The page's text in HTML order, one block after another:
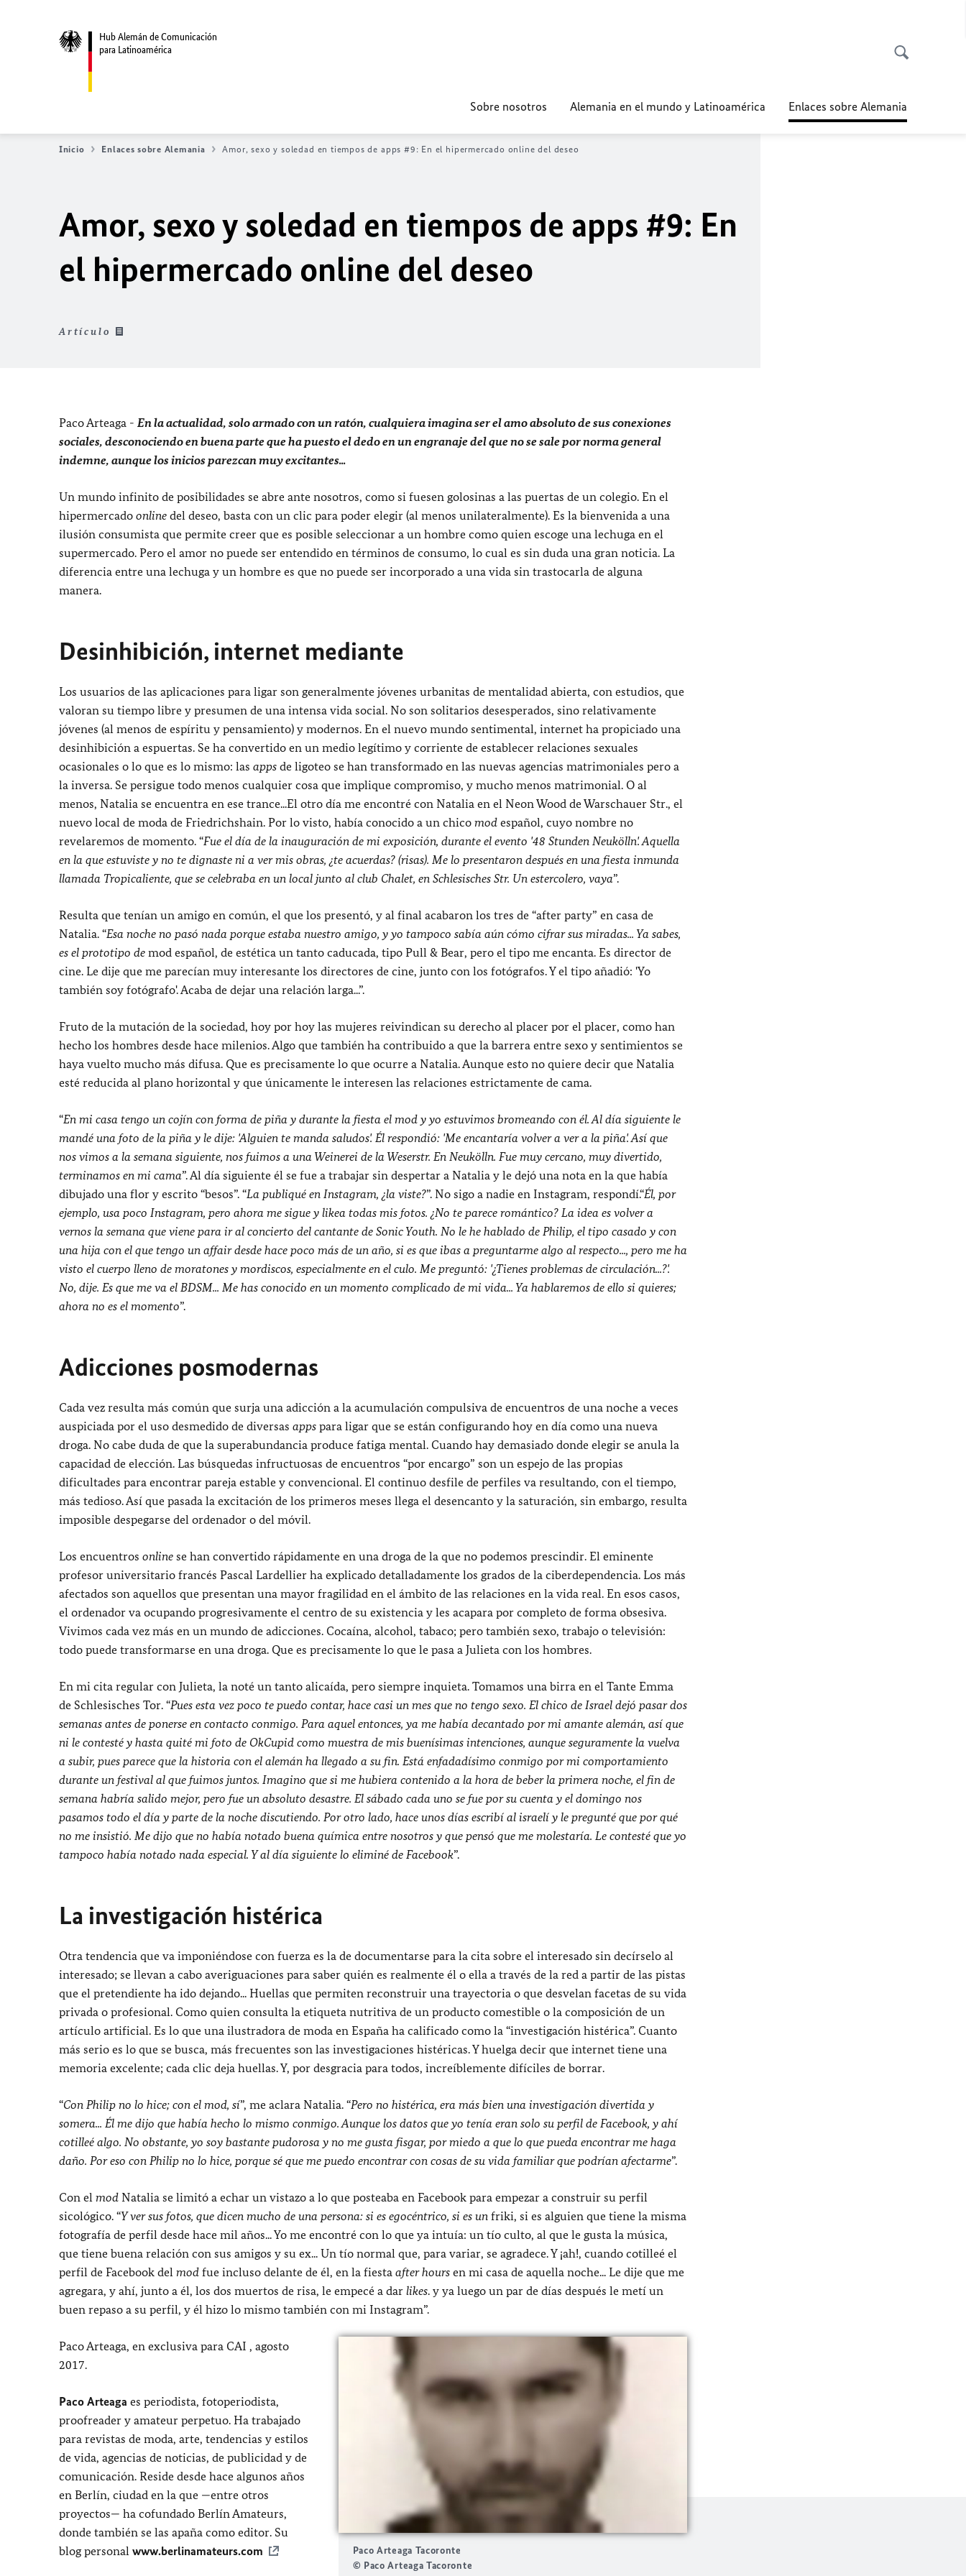
Hub Alemán de Comunicación
para Latinoamérica
Sobre nosotros Alemania en el mundo y Latinoamérica Enlaces sobre Alemania
Inicio Enlaces sobre Alemania Amor, sexo y soledad en tiempos de apps #9: En el hipermercado online del deseo
Amor, sexo y soledad en tiempos de apps #9: En
el hipermercado online del deseo
Artículo
Paco Arteaga - En la actualidad, solo armado con un ratón, cualquiera imagina ser el amo absoluto de sus conexiones
sociales, desconociendo en buena parte que ha puesto el dedo en un engranaje del que no se sale por norma general
indemne, aunque los inicios parezcan muy excitantes...
Un mundo infinito de posibilidades se abre ante nosotros, como si fuesen golosinas a las puertas de un colegio. En el
hipermercado online del deseo, basta con un clic para poder elegir (al menos unilateralmente). Es la bienvenida a una
ilusión consumista que permite creer que es posible seleccionar a un hombre como quien escoge una lechuga en el
supermercado. Pero el amor no puede ser entendido en términos de consumo, lo cual es sin duda una gran noticia. La
diferencia entre una lechuga y un hombre es que no puede ser incorporado a una vida sin trastocarla de alguna
manera.
Desinhibición, internet mediante
Los usuarios de las aplicaciones para ligar son generalmente jóvenes urbanitas de mentalidad abierta, con estudios, que
valoran su tiempo libre y presumen de una intensa vida social. No son solitarios desesperados, sino relativamente
jóvenes (al menos de espíritu y pensamiento) y modernos. En el nuevo mundo sentimental, internet ha propiciado una
desinhibición a espuertas. Se ha convertido en un medio legítimo y corriente de establecer relaciones sexuales
ocasionales o lo que es lo mismo: las apps de ligoteo se han transformado en las nuevas agencias matrimoniales pero a
la inversa. Se persigue todo menos cualquier cosa que implique compromiso, y mucho menos matrimonial. O al
menos, Natalia se encuentra en ese trance...El otro día me encontré con Natalia en el Neon Wood de Warschauer Str., el
nuevo local de moda de Friedrichshain. Por lo visto, había conocido a un chico mod español, cuyo nombre no
revelaremos de momento. “Fue el día de la inauguración de mi exposición, durante el evento '48 Stunden Neukölln'. Aquella
en la que estuviste y no te dignaste ni a ver mis obras, ¿te acuerdas? (risas). Me lo presentaron después en una fiesta inmunda
llamada Tropicaliente, que se celebraba en un local junto al club Chalet, en Schlesisches Str. Un estercolero, vaya”.
Resulta que tenían un amigo en común, el que los presentó, y al final acabaron los tres de “after party” en casa de
Natalia. “Esa noche no pasó nada porque estaba nuestro amigo, y yo tampoco sabía aún cómo cifrar sus miradas... Ya sabes,
es el prototipo de mod español, de estética un tanto caducada, tipo Pull & Bear, pero el tipo me encanta. Es director de
cine. Le dije que me parecían muy interesante los directores de cine, junto con los fotógrafos. Y el tipo añadió: 'Yo
también soy fotógrafo'. Acaba de dejar una relación larga...”.
Fruto de la mutación de la sociedad, hoy por hoy las mujeres reivindican su derecho al placer por el placer, como han
hecho los hombres desde hace milenios. Algo que también ha contribuido a que la barrera entre sexo y sentimientos se
haya vuelto mucho más difusa. Que es precisamente lo que ocurre a Natalia. Aunque esto no quiere decir que Natalia
esté reducida al plano horizontal y que únicamente le interesen las relaciones estrictamente de cama.
“En mi casa tengo un cojín con forma de piña y durante la fiesta el mod y yo estuvimos bromeando con él. Al día siguiente le
mandé una foto de la piña y le dije: 'Alguien te manda saludos'. Él respondió: 'Me encantaría volver a ver a la piña'. Así que
nos vimos a la semana siguiente, nos fuimos a una Weinerei de la Weserstr. En Neukölln. Fue muy cercano, muy divertido,
terminamos en mi cama”. Al día siguiente él se fue a trabajar sin despertar a Natalia y le dejó una nota en la que había
dibujado una flor y escrito “besos”. “La publiqué en Instagram, ¿la viste?”. No sigo a nadie en Instagram, respondí.“Él, por
ejemplo, usa poco Instagram, pero ahora me sigue y likea todas mis fotos. ¿No te parece romántico? La idea es volver a
vernos la semana que viene para ir al concierto del cantante de Sonic Youth. No le he hablado de Philip, el tipo casado y con
una hija con el que tengo un affair desde hace poco más de un año, si es que ibas a preguntarme algo al respecto..., pero me ha
visto el cuerpo lleno de moratones y mordiscos, especialmente en el culo. Me preguntó: '¿Tienes problemas de circulación...?'.
No, dije. Es que me va el BDSM... Me has conocido en un momento complicado de mi vida... Ya hablaremos de ello si quieres;
ahora no es el momento”.
Adicciones posmodernas
Cada vez resulta más común que surja una adicción a la acumulación compulsiva de encuentros de una noche a veces
auspiciada por el uso desmedido de diversas apps para ligar que se están configurando hoy en día como una nueva
droga. No cabe duda de que la superabundancia produce fatiga mental. Cuando hay demasiado donde elegir se anula la
capacidad de elección. Las búsquedas infructuosas de encuentros “por encargo” son un espejo de las propias
dificultades para encontrar pareja estable y convencional. El continuo desfile de perfiles va resultando, con el tiempo,
más tedioso. Así que pasada la excitación de los primeros meses llega el desencanto y la saturación, sin embargo, resulta
imposible despegarse del ordenador o del móvil.
Los encuentros online se han convertido rápidamente en una droga de la que no podemos prescindir. El eminente
profesor universitario francés Pascal Lardellier ha explicado detalladamente los grados de la ciberdependencia. Los más
afectados son aquellos que presentan una mayor fragilidad en el ámbito de las relaciones en la vida real. En esos casos,
el ordenador va ocupando progresivamente el centro de su existencia y les acapara por completo de forma obsesiva.
Vivimos cada vez más en un mundo de adicciones. Cocaína, alcohol, tabaco; pero también sexo, trabajo o televisión:
todo puede transformarse en una droga. Que es precisamente lo que le pasa a Julieta con los hombres.
En mi cita regular con Julieta, la noté un tanto alicaída, pero siempre inquieta. Tomamos una birra en el Tante Emma
de Schlesisches Tor. “Pues esta vez poco te puedo contar, hace casi un mes que no tengo sexo. El chico de Israel dejó pasar dos
semanas antes de ponerse en contacto conmigo. Para aquel entonces, ya me había decantado por mi amante alemán, así que
ni le contesté y hasta quité mi foto de OkCupid como muestra de mis buenísimas intenciones, aunque seguramente la vuelva
a subir, pues parece que la historia con el alemán ha llegado a su fin. Está enfadadísimo conmigo por mi comportamiento
durante un festival al que fuimos juntos. Imagino que si me hubiera contenido a la hora de beber la primera noche, el fin de
semana habría salido mejor, pero fue un absoluto desastre. El sábado cada uno se fue por su cuenta y el domingo nos
pasamos todo el día y parte de la noche discutiendo. Por otro lado, hace unos días escribí al israelí y le pregunté que por qué
no me insistió. Me dijo que no había notado buena química entre nosotros y que pensó que me molestaría. Le contesté que yo
tampoco había notado nada especial. Y al día siguiente lo eliminé de Facebook”.
La investigación histérica
Otra tendencia que va imponiéndose con fuerza es la de documentarse para la cita sobre el interesado sin decírselo al
interesado; se llevan a cabo averiguaciones para saber quién es realmente él o ella a través de la red a partir de las pistas
que el pretendiente ha ido dejando... Huellas que permiten reconstruir una trayectoria o que desvelan facetas de su vida
privada o profesional. Como quien consulta la etiqueta nutritiva de un producto comestible o la composición de un
artículo artificial. Es lo que una ilustradora de moda en España ha calificado como la “investigación histérica”. Cuanto
más serio es lo que se busca, más frecuentes son las investigaciones histéricas. Y huelga decir que internet tiene una
memoria excelente; cada clic deja huellas. Y, por desgracia para todos, increíblemente difíciles de borrar.
“Con Philip no lo hice; con el mod, sí”, me aclara Natalia. “Pero no histérica, era más bien una investigación divertida y
somera... Él me dijo que había hecho lo mismo conmigo. Aunque los datos que yo tenía eran solo su perfil de Facebook, y ahí
cotilleé algo. No obstante, yo soy bastante pudorosa y no me gusta fisgar, por miedo a que lo que pueda encontrar me haga
daño. Por eso con Philip no lo hice, porque sé que me puedo encontrar con cosas de su vida familiar que podrían afectarme”.
Con el mod Natalia se limitó a echar un vistazo a lo que posteaba en Facebook para empezar a construir su perfil
sicológico. “Y ver sus fotos, que dicen mucho de una persona: si es egocéntrico, si es un friki, si es alguien que tiene la misma
fotografía de perfil desde hace mil años... Yo me encontré con lo que ya intuía: un tío culto, al que le gusta la música,
que tiene buena relación con sus amigos y su ex... Un tío normal que, para variar, se agradece. Y ¡ah!, cuando cotilleé el
perfil de Facebook del mod fue incluso delante de él, en la fiesta after hours en mi casa de aquella noche... Le dije que me
agregara, y ahí, junto a él, los dos muertos de risa, le empecé a dar likes. y ya luego un par de días después le metí un
buen repaso a su perfil, y él hizo lo mismo también con mi Instagram”.
Paco Arteaga Tacoronte
© Paco Arteaga Tacoronte
Paco Arteaga, en exclusiva para CAI , agosto
2017.
Paco Arteaga es periodista, fotoperiodista,
proofreader y amateur perpetuo. Ha trabajado
para revistas de moda, arte, tendencias y estilos
de vida, agencias de noticias, de publicidad y de
comunicación. Reside desde hace algunos años
en Berlín, ciudad en la que —entre otros
proyectos— ha cofundado Berlín Amateurs,
donde también se las apaña como editor. Su
blog personal www.berlinamateurs.com